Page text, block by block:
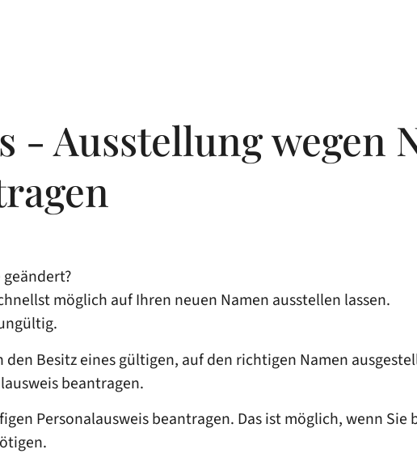
- Ausstellung wegen
möglich auf Ihren neuen Namen ausstellen lassen.
Besitz eines gültigen, auf den richtigen Namen
beantragen.
Personalausweis beantragen. Das ist möglich, wenn